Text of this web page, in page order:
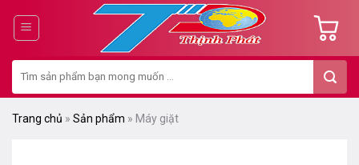
dung
kiếm:
Trang chủ » Sản phẩm » Máy giặt